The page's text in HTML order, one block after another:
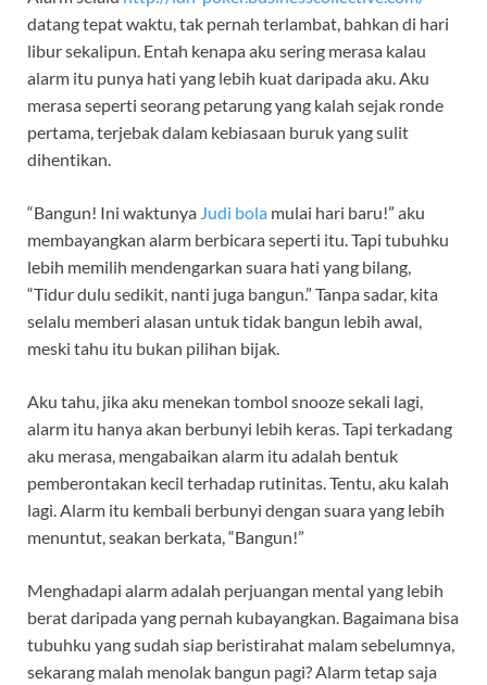
datang tepat waktu, tak pernah terlambat, bahkan di hari
libur sekalipun. Entah kenapa aku sering merasa kalau
alarm itu punya hati yang lebih kuat daripada aku. Aku
merasa seperti seorang petarung yang kalah sejak ronde
pertama, terjebak dalam kebiasaan buruk yang sulit
dihentikan.
“Bangun! Ini waktunya Judi bola mulai hari baru!” aku
membayangkan alarm berbicara seperti itu. Tapi tubuhku
lebih memilih mendengarkan suara hati yang bilang,
“Tidur dulu sedikit, nanti juga bangun.” Tanpa sadar, kita
selalu memberi alasan untuk tidak bangun lebih awal,
meski tahu itu bukan pilihan bijak.
Aku tahu, jika aku menekan tombol snooze sekali lagi,
alarm itu hanya akan berbunyi lebih keras. Tapi terkadang
aku merasa, mengabaikan alarm itu adalah bentuk
pemberontakan kecil terhadap rutinitas. Tentu, aku kalah
lagi. Alarm itu kembali berbunyi dengan suara yang lebih
menuntut, seakan berkata, “Bangun!”
Menghadapi alarm adalah perjuangan mental yang lebih
berat daripada yang pernah kubayangkan. Bagaimana bisa
tubuhku yang sudah siap beristirahat malam sebelumnya,
sekarang malah menolak bangun pagi? Alarm tetap saja